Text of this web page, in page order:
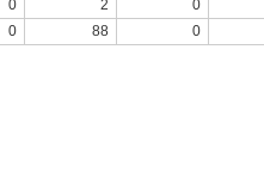
0 2 0
0 88 0